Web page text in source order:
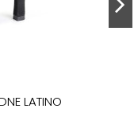
LATINO